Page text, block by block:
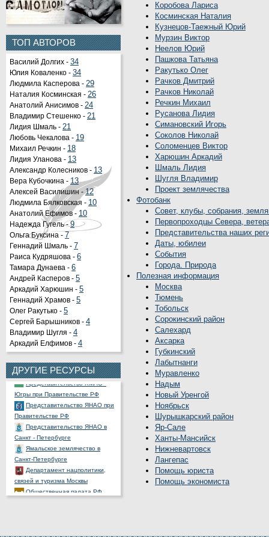
ТОП АВТОРОВ
Василий Долгих - 34
Юлия Коваленко - 34
Людмила Касперова - 29
Наталия Косминская - 26
Анатолий Анисимов - 24
Владимир Стешенко - 21
Лидия Шмаль - 21
Любовь Чекалова - 19
Михаил Речкин - 18
Лидия Уланова - 13
Александр Колесников - 13
Вера Кубочкина - 13
Алексей Василишин -12
Людмила Бялковская - 10
Анатолий Ефимов - 10
Надежда Гугель -9
Ольга Буксина - 7
Геннадий Шмаль - 7
Раиса Кудряшова - 6
Тамара Дунаева - 6
Андрей Касперов - 5
Аркадий Харюшин - 5
Геннадий Храмов - 5
Олег Ракутько - 5
Сергей Барышников - 4
Владимир Шугля - 4
Аркадий Елфимов - 4
ДРУГИЕ РЕСУРСЫ
Органы государственной
власти РФ
Портал государственных и
муниципальных услуг
правовой информации
Представительство ХМАО -
Югры при Правительстве РФ
Правительстве РФ
Санкт - Петербурге
Санкт-Петербурге
связей и туризма Москвы
Ассоциация полярников
Коробова Лариса
Косминская Наталия
Кузнецов-Таежный Юрий
Мурзин Виктор
Неелов Юрий
Пашкова Татьяна
Ракутько Олег
Рачков Дмитрий
Рачков Николай
Речкин Михаил
Русанова Лидия
Симановский Игорь
Соколов Николай
Соломенцев Виктор
Харюшин Аркадий
Шмаль Лидия
Шугля Владимир
Проект землячества
Фотобанк
Совет, клубы, собрания,
Первопроходцы Севера,
Представительства наших
Даты, юбилеи
События
Города. Природа
Полезная информация
Москва
Тюмень
Тобольск
Сорокинский район
Салехард
Аксарка
Губкинский
Лабытнанги
Муравленко
Надым
Новый Уренгой
Ноябрьск
Шурышкарский район
Яр-Сале
Ханты-Мансийск
Нижневартовск
Лангепас
Помощь юриста
Помощь экономиста